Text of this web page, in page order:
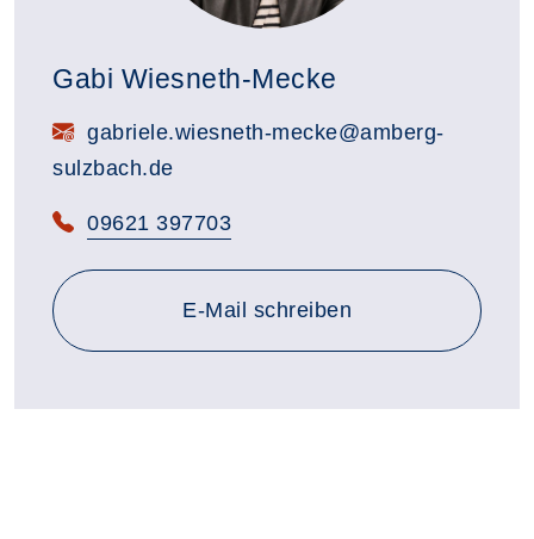
Gabi Wiesneth-Mecke
E-Mail:gabriele.wiesneth-mecke@amberg-
sulzbach.de
Telefon:
09621 397703
E-Mail schreiben